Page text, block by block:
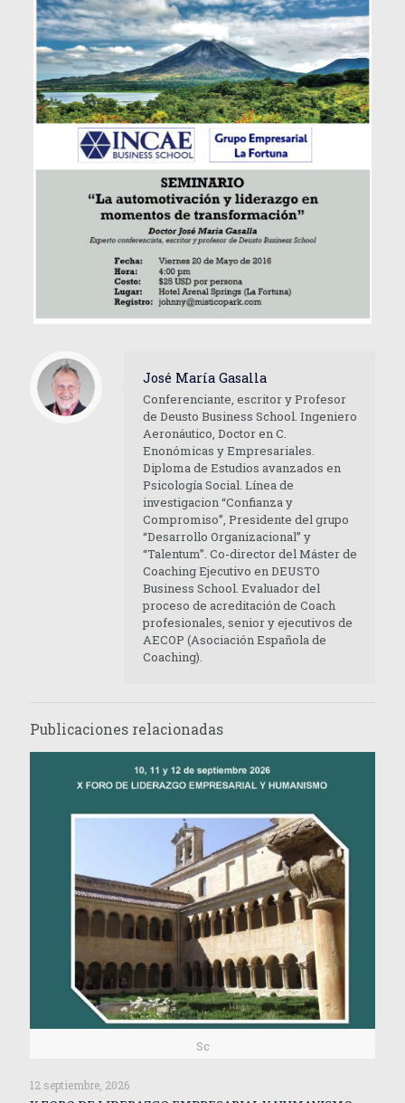
José María Gasalla
Conferenciante, escritor y Profesor
de Deusto Business School. Ingeniero
Aeronáutico, Doctor en C.
Enonómicas y Empresariales.
Diploma de Estudios avanzados en
Psicología Social. Línea de
investigacion “Confianza y
Compromiso”, Presidente del grupo
“Desarrollo Organizacional” y
“Talentum”. Co-director del Máster de
Coaching Ejecutivo en DEUSTO
Business School. Evaluador del
proceso de acreditación de Coach
profesionales, senior y ejecutivos de
AECOP (Asociación Española de
Coaching).
Publicaciones relacionadas
Sc
12 septiembre, 2026